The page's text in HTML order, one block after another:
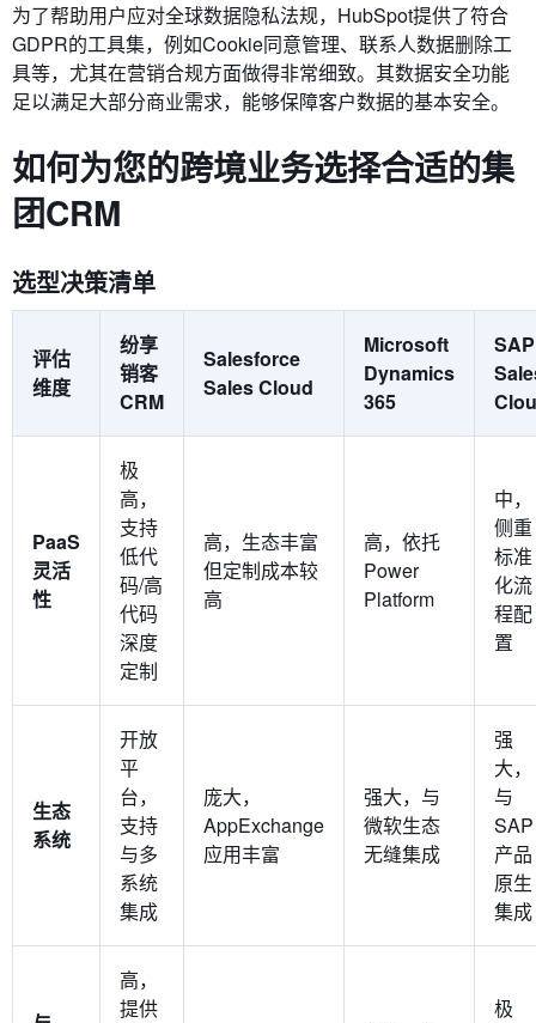
为了帮助用户应对全球数据隐私法规，HubSpot提供了符合
GDPR的工具集，例如Cookie同意管理、联系人数据删除工
具等，尤其在营销合规方面做得非常细致。其数据安全功能
足以满足大部分商业需求，能够保障客户数据的基本安全。
如何为您的跨境业务选择合适的集
团CRM
选型决策清单
评估
维度
纷享
销客
CRM
Salesforce
Sales Cloud
Microsoft
Dynamics
365
SAP
PaaS
灵活
性
极
高，
支持
低代
码/高
代码
深度
定制
高，生态丰富
但定制成本较
高
高，依托
Power
Platform
中，
侧重
标准
化流
程配
置
生态
系统
开放
平
台，
支持
与多
系统
集成
庞大，
AppExchange
应用丰富
强大，与
微软生态
无缝集成
强
大，
与
SAP
产品
原生
集成
高，
提供
极